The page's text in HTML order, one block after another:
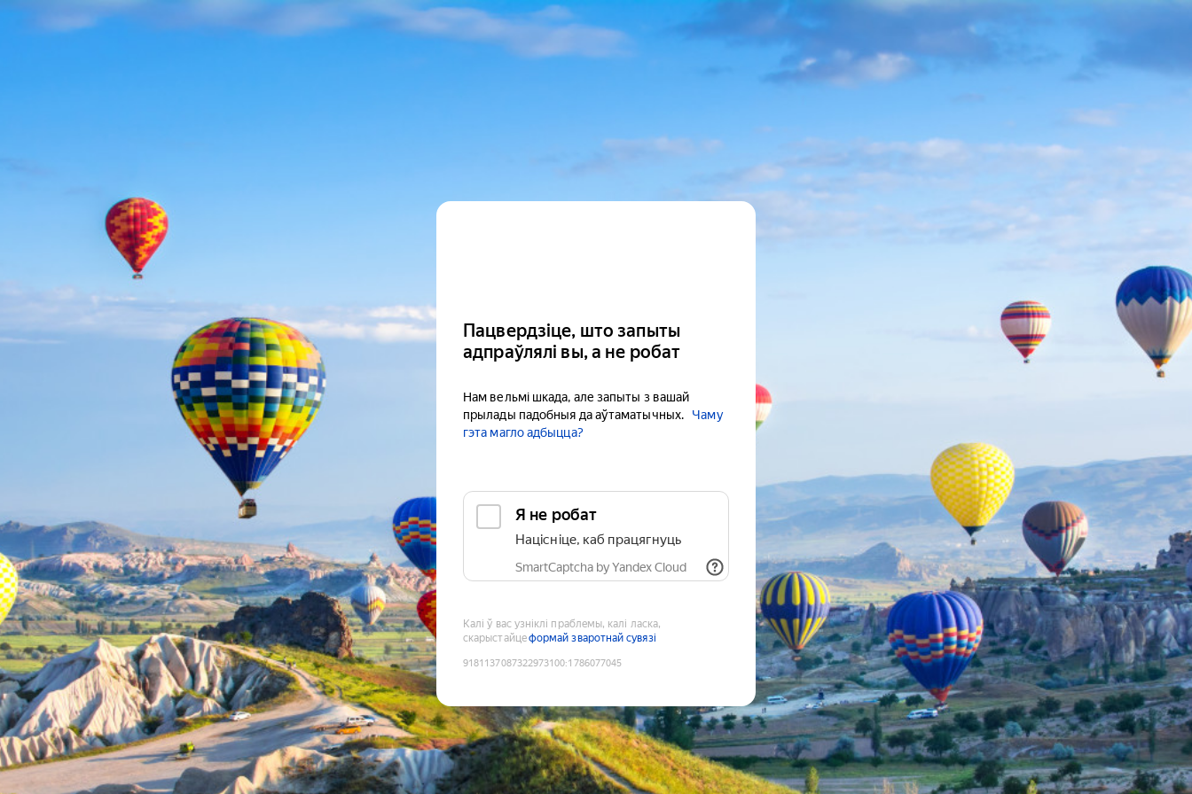
Пацвердзіце, што запыты
адпраўлялі вы, а не робат
Нам вельмі шкада, але запыты з вашай
прылады падобныя да аўтаматычных.
Чаму
гэта магло адбыцца?
Я не робат
Націсніце, каб працягнуць
SmartCaptcha by Yandex Cloud
Калі ў вас узніклі праблемы, калі ласка,
скарыстайцеформай зваротнай сувязі
9181137087322973100:1786077045